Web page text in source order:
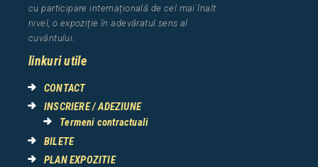
cu participare internațională de cel maiînalt
nivel, o expoziție în adevăratul sens al
cuvântului.
linkuri utile
CONTACT
INSCRIERE / ADEZIUNE
Termeni contractuali
BILETE
PLAN EXPOZITIE